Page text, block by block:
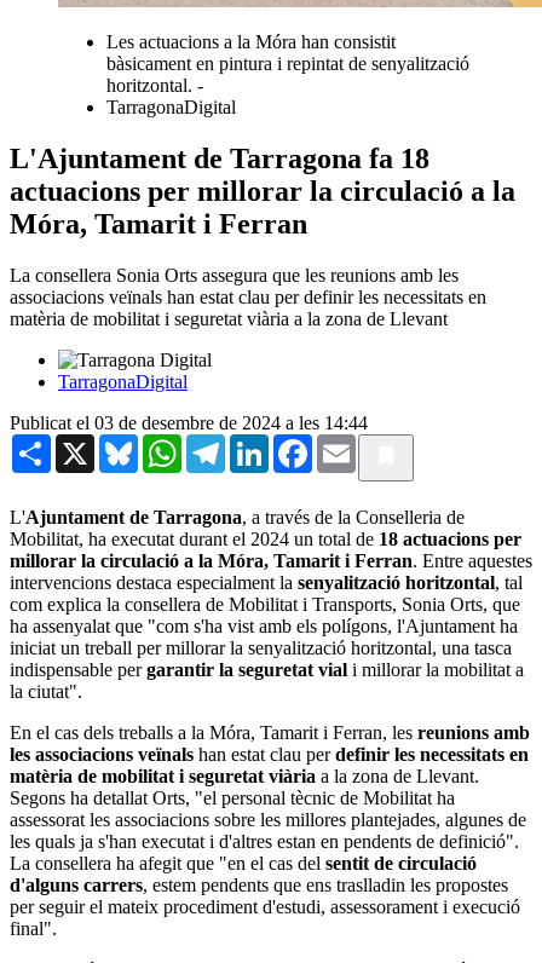
Les actuacions a la Móra han consistit
bàsicament en pintura i repintat de senyalització
horitzontal. -
TarragonaDigital
L'Ajuntament de Tarragona fa 18
actuacions per millorar la circulació a la
Móra, Tamarit i Ferran
La consellera Sonia Orts assegura que les reunions amb les
associacions veïnals han estat clau per definir les necessitats en
matèria de mobilitat i seguretat viària a la zona de Llevant
TarragonaDigital
Publicat el 03 de desembre de 2024 a les 14:44
Share X BlueskyWhatsAppTelegramLinkedInFacebook
Email
L'Ajuntament de Tarragona, a través de la Conselleria de
Mobilitat, ha executat durant el 2024 un total de 18 actuacions per
millorar la circulació a la Móra, Tamarit i Ferran. Entre aquestes
intervencions destaca especialment la senyalització horitzontal, tal
com explica la consellera de Mobilitat i Transports, Sonia Orts, que
ha assenyalat que "com s'ha vist amb els polígons, l'Ajuntament ha
iniciat un treball per millorar la senyalització horitzontal, una tasca
indispensable pergarantir la seguretat vial i millorar la mobilitat a
la ciutat".
En el cas dels treballs a la Móra, Tamarit i Ferran, les reunions amb
les associacions veïnals han estat clau perdefinir les necessitats en
matèria de mobilitat i seguretat viària a la zona de Llevant.
Segons ha detallat Orts, "el personal tècnic de Mobilitat ha
assessorat les associacions sobre les millores plantejades, algunes de
les quals ja s'han executat i d'altres estan en pendents de definició".
La consellera ha afegit que "en el cas del sentit de circulació
d'alguns carrers, estem pendents que ens traslladin les propostes
per seguir el mateix procediment d'estudi, assessorament i execució
final".